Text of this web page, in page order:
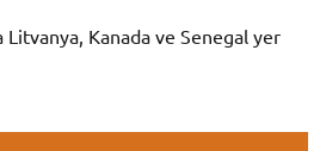
Litvanya, Kanada ve Senegal yer